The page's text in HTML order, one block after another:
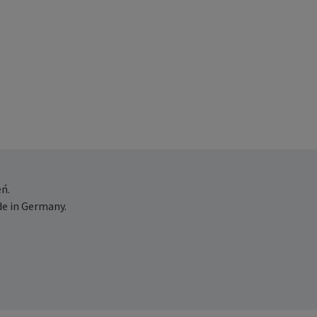
in Germany.